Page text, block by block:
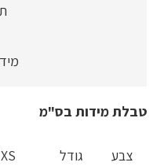
בתחרה
טבלת מידות בס"מ
צבע גודל XS